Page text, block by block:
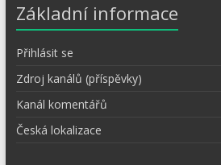
Základní informace
Přihlásit se
Zdroj kanálů (příspěvky)
Kanál komentářů
Česká lokalizace